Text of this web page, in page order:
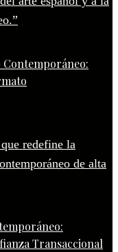
Contemporáneo:
Transaccional